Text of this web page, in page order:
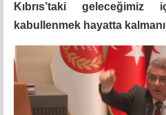
Kıbrıs’taki
kabullenmek hayatta